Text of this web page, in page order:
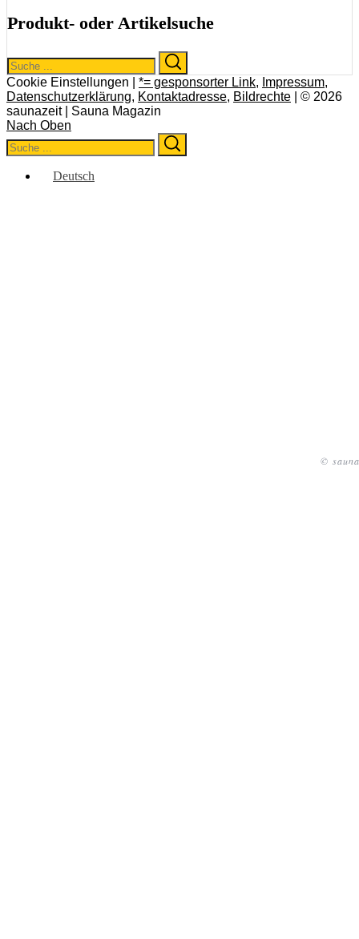
©
Produkt- oder Artikelsuche
Search
for:
Cookie Einstellungen | *= gesponsorter Link, Impressum,
Datenschutzerklärung, Kontaktadresse, Bildrechte | © 2026
saunazeit | Sauna Magazin
Nach Oben
Search
for:
Deutsch